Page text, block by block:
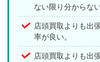
ない限り分からない
店頭買取よりも出
率が良い。
店頭買取よりも出